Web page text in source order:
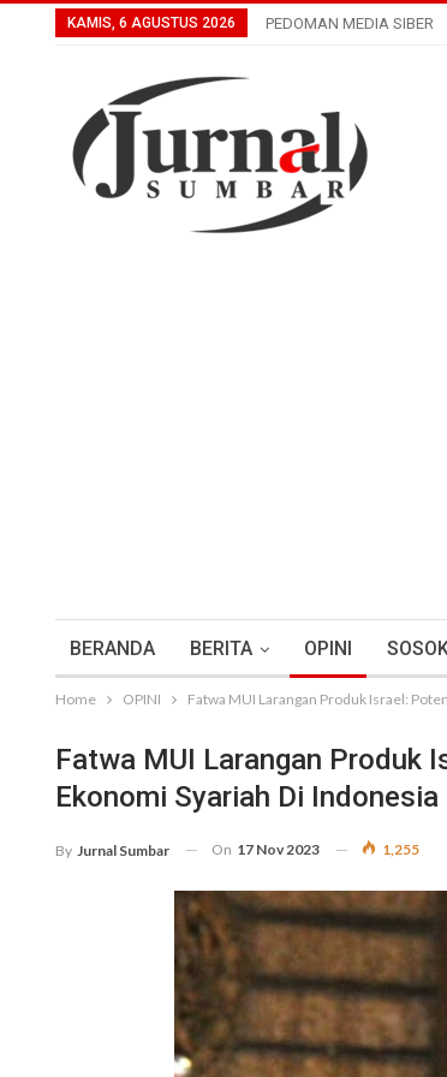
KAMIS, 6 AGUSTUS 2026 PEDOMAN MEDIA SIBER
BERANDA BERITA OPINI
Home OPINI Fatwa MUI Larangan Produk Israel:
Fatwa MUI Larangan Produk
Ekonomi Syariah Di Indonesia
By Jurnal Sumbar On 17 Nov 2023 1,255